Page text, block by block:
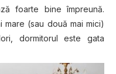
foarte bine împreună.
mare (sau două mai mici)
dormitorul este gata